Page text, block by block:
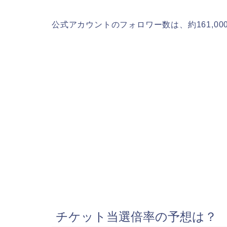
公式アカウントのフォロワー数は、約161,000
チケット当選倍率の予想は？